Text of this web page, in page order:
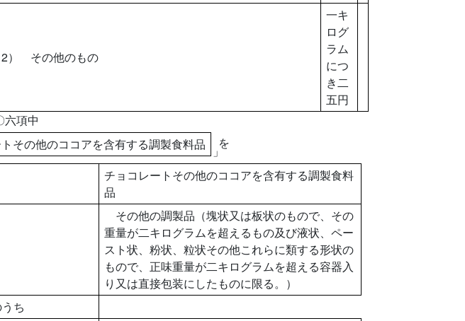
その他のもの
一キ
ログ
ラム
につ
き二
五円
六項中
その他のココアを含有する調製食料品 」
を
チョコレートその他のココアを含有する調製食料
品
その他の調製品（塊状又は板状のもので、その
重量が二キログラムを超えるもの及び液状、ペー
スト状、粉状、粒状その他これらに類する形状の
もので、正味重量が二キログラムを超える容器入
り又は直接包装にしたものに限る。）
ち